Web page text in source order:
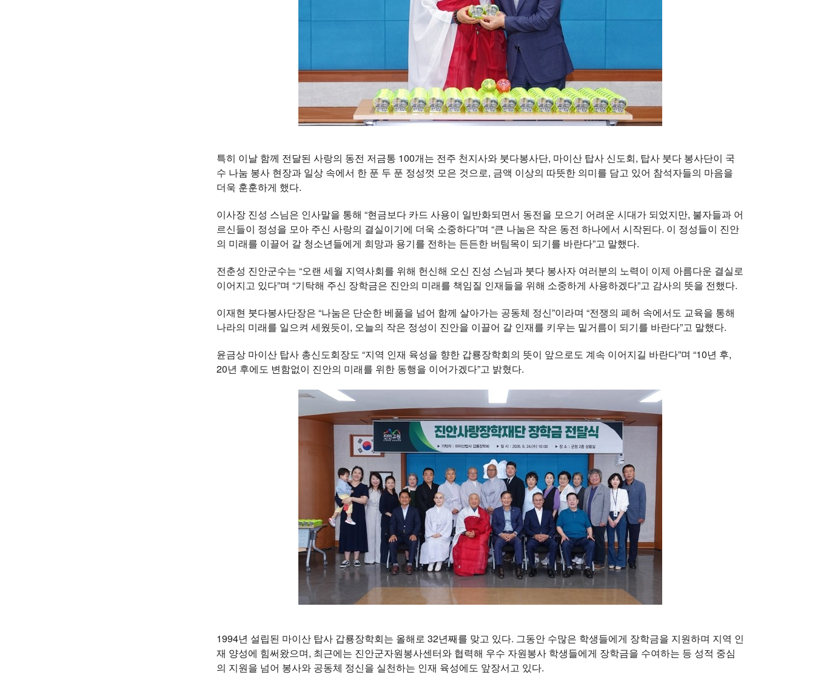
특히 이날 함께 전달된 사랑의 동전 저금통 100개는 전주 천지사와 붓다봉사단, 마이산 탑사 신도회, 탑사 붓다 봉사단이 국
수 나눔 봉사 현장과 일상 속에서 한 푼 두 푼 정성껏 모은 것으로, 금액 이상의 따뜻한 의미를 담고 있어 참석자들의 마음을
더욱 훈훈하게 했다.
이사장 진성 스님은 인사말을 통해 “현금보다 카드 사용이 일반화되면서 동전을 모으기 어려운 시대가 되었지만, 불자들과 어
르신들이 정성을 모아 주신 사랑의 결실이기에 더욱 소중하다”며 “큰 나눔은 작은 동전 하나에서 시작된다. 이 정성들이 진안
의 미래를 이끌어 갈 청소년들에게 희망과 용기를 전하는 든든한 버팀목이 되기를 바란다”고 말했다.
전춘성 진안군수는 “오랜 세월 지역사회를 위해 헌신해 오신 진성 스님과 붓다 봉사자 여러분의 노력이 이제 아름다운 결실로
이어지고 있다”며 “기탁해 주신 장학금은 진안의 미래를 책임질 인재들을 위해 소중하게 사용하겠다”고 감사의 뜻을 전했다.
이재현 붓다봉사단장은 “나눔은 단순한 베풂을 넘어 함께 살아가는 공동체 정신”이라며 “전쟁의 폐허 속에서도 교육을 통해
나라의 미래를 일으켜 세웠듯이, 오늘의 작은 정성이 진안을 이끌어 갈 인재를 키우는 밑거름이 되기를 바란다”고 말했다.
윤금상 마이산 탑사 총신도회장도 “지역 인재 육성을 향한 갑룡장학회의 뜻이 앞으로도 계속 이어지길 바란다”며 “10년 후,
20년 후에도 변함없이 진안의 미래를 위한 동행을 이어가겠다”고 밝혔다.
1994년 설립된 마이산 탑사 갑룡장학회는 올해로 32년째를 맞고 있다. 그동안 수많은 학생들에게 장학금을 지원하며 지역 인
재 양성에 힘써왔으며, 최근에는 진안군자원봉사센터와 협력해 우수 자원봉사 학생들에게 장학금을 수여하는 등 성적 중심
의 지원을 넘어 봉사와 공동체 정신을 실천하는 인재 육성에도 앞장서고 있다.